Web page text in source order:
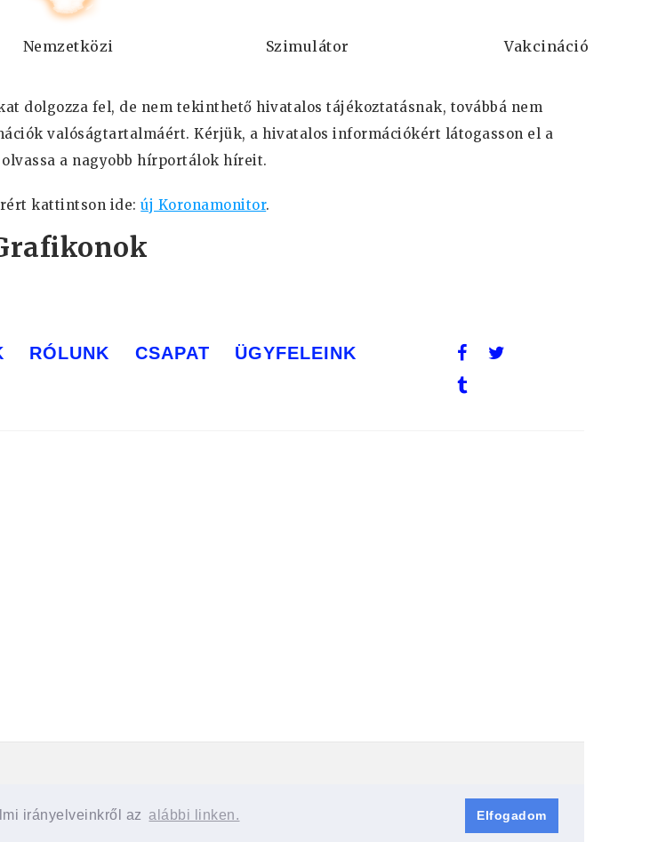
Nemzetközi Szimulátor Vakcináció
dolgozza fel, de nem tekinthető hivatalos tájékoztatásnak, továbbá nem
valóságtartalmáért. Kérjük, a hivatalos információkért látogasson el a
a nagyobb hírportálok híreit.
kattintson ide:új Koronamonitor.